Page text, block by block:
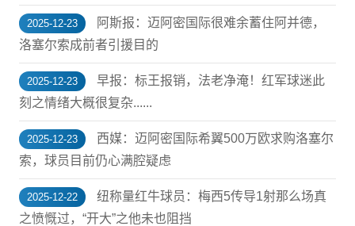
2025-12-23
阿斯报：迈阿密国际很难余蓄住阿并德，
洛塞尔索成前者引援目的
2025-12-23
早报：标王报销，法老净淹！红军球迷此
刻之情绪大概很复杂......
2025-12-23
西媒：迈阿密国际希翼500万欧求购洛塞尔
索，球员目前仍心满腔疑虑
2025-12-22
纽称量红牛球员：梅西5传导1射那么场真
之愤慨过，“开大”之他未也阻挡